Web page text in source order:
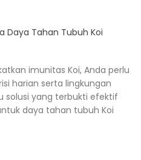
imunitas Koi, Anda perlu
harian serta lingkungan
solusi yang terbukti efektif
daya tahan tubuh Koi